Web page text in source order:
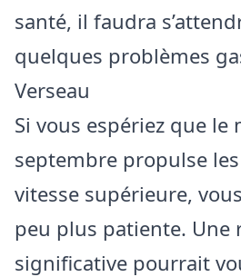
santé, il faudra
quelques problèmes
Verseau
Si vous espériez que le
septembre propulse
vitesse supérieure,
peu plus patiente. Une
significative pourrait